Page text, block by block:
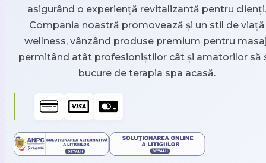
asigurând o experiență revitalizantă pentru clienți.
Compania noastră promovează și un stil de viață
wellness, vânzând produse premium pentru
permitând atât profesioniștilor cât și amatorilor să
bucure de terapia spa acasă.